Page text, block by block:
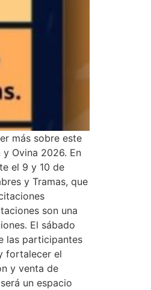
más sobre este
Ovina 2026. En
el 9 y 10 de
y Tramas, que
son una
El sábado
las participantes
fortalecer el
y venta de
un espacio